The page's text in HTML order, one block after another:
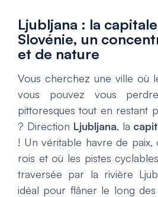
Ljubljana : la
Slovénie, un
et de nature
Vous cherchez une ville où
vous pouvez vous
pittoresques tout en restant
? Direction Ljubljana, la
! Un véritable havre de
rois et où les pistes
traversée par la rivière
idéal pour flâner le long